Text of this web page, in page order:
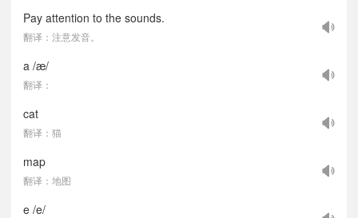
Pay attention to the sounds.
翻译：注意发音。
a /æ/
翻译：
cat
翻译：猫
map
翻译：地图
e /e/